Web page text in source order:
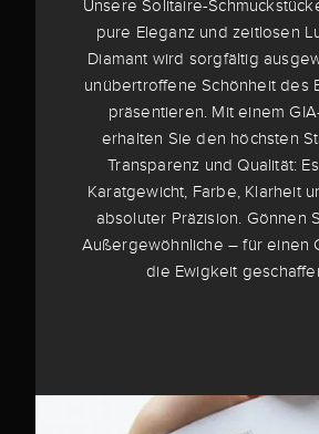
Unsere Solitaire-
pure Eleganz und zeitlosen
Diamant wird sorgfältig
unübertroffene Schönheit des
präsentieren. Mit einem
erhalten Sie den höchsten
Transparenz und Qualität:
Karatgewicht, Farbe, Klarheit
absoluter Präzision. Gönnen
Außergewöhnliche – für einen
die Ewigkeit